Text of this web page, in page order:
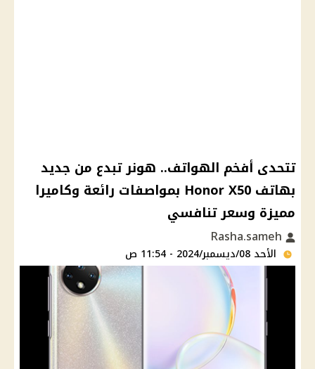
تتحدى أفخم الهواتف.. هونر تبدع من جديد
بهاتف Honor X50 بمواصفات رائعة وكاميرا
مميزة وسعر تنافسي
الأحد 08/ديسمبر/2024 - 11:54 ص